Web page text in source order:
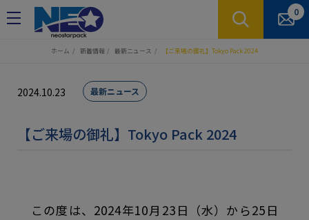
0
ホーム 新着情報 最新ニュース 【ご来場の御礼】Tokyo Pack 2024
2024.10.23 最新ニュース
【ご来場の御礼】Tokyo Pack 2024
この度は、2024年10月23日（水）から25日
クッキー利用の管理について